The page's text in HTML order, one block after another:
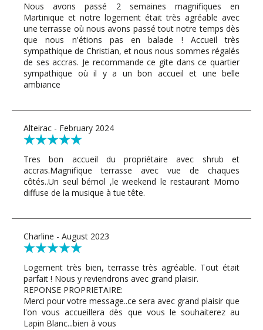
Nous avons passé 2 semaines magnifiques en
Martinique et notre logement était très agréable avec
une terrasse où nous avons passé tout notre temps dès
que nous n'étions pas en balade ! Accueil très
sympathique de Christian, et nous nous sommes régalés
de ses accras. Je recommande ce gite dans ce quartier
sympathique où il y a un bon accueil et une belle
ambiance
Alteirac - February 2024
Tres bon accueil du propriétaire avec shrub et
accras.Magnifique terrasse avec vue de chaques
côtés..Un seul bémol ,le weekend le restaurant Momo
diffuse de la musique à tue tête.
Charline - August 2023
Logement très bien, terrasse très agréable. Tout était
parfait ! Nous y reviendrons avec grand plaisir.
REPONSE PROPRIETAIRE:
Merci pour votre message..ce sera avec grand plaisir que
l'on vous accueillera dès que vous le souhaiterez au
Lapin Blanc...bien à vous